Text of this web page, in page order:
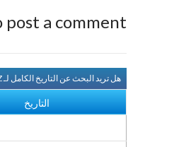
a comment.
هل تريد البحث عن التاريخ الكامل لـ N726YZ والذي يعود إلى عام 1998؟
التاريخ